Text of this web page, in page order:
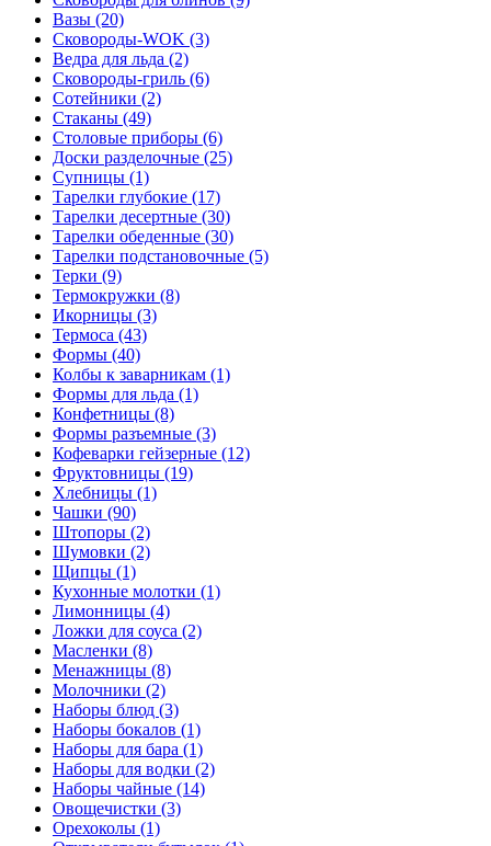
Вазы (20)
Сковороды-WOK (3)
Ведра для льда (2)
Сковороды-гриль (6)
Сотейники (2)
Стаканы (49)
Столовые приборы (6)
Доски разделочные (25)
Супницы (1)
Тарелки глубокие (17)
Тарелки десертные (30)
Тарелки обеденные (30)
Тарелки подстановочные (5)
Терки (9)
Термокружки (8)
Икорницы (3)
Термоса (43)
Формы (40)
Колбы к заварникам (1)
Формы для льда (1)
Конфетницы (8)
Формы разъемные (3)
Кофеварки гейзерные (12)
Фруктовницы (19)
Хлебницы (1)
Чашки (90)
Штопоры (2)
Шумовки (2)
Щипцы (1)
Кухонные молотки (1)
Лимонницы (4)
Ложки для соуса (2)
Масленки (8)
Менажницы (8)
Молочники (2)
Наборы блюд (3)
Наборы бокалов (1)
Наборы для бара (1)
Наборы для водки (2)
Наборы чайные (14)
Овощечистки (3)
Орехоколы (1)